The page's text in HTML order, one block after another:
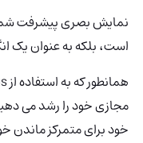
نمایش بصری پیشرفت شما
است، بلکه به عنوان یک
همانطور که به استفاده از Forest
مجازی خود را رشد می
خود برای متمرکز ماندن